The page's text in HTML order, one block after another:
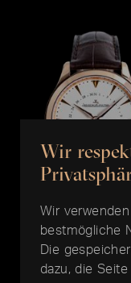
JAEGER LE
Master Date
EUR 44.500,-
Wir
Wir
bestmögliche
Die
dazu, die